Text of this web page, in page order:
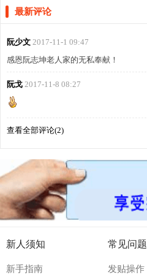
最新评论
阮少文 2017-11-1 09:47
感恩阮志坤老人家的无私奉献！
阮戈 2017-11-8 08:27
查看全部评论(2)
新人须知
新手指南
常见问题
发贴操作